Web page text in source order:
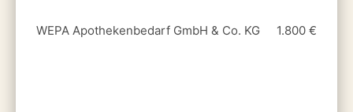
WEPA Apothekenbedarf GmbH & Co. KG 1.800 €